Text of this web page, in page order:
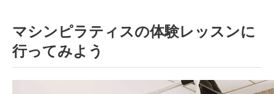
マシンピラティスの体験レッスンに
行ってみよう